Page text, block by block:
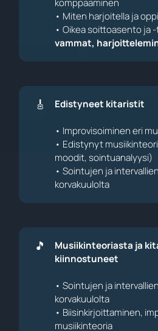
• Miten harjoitella ja
• Oikea soittoasento ja
vammat,
🎸 Edistyneet kitaristit
• Improvisoiminen eri
• Edistynyt
moodit, sointuanalyysi)
• Sointujen ja
korvakuulolta
🎵
Musiikinteoriasta ja
kiinnostuneet
• Sointujen ja
korvakuulolta
• Biisinkirjoittaminen,
musiikinteoria